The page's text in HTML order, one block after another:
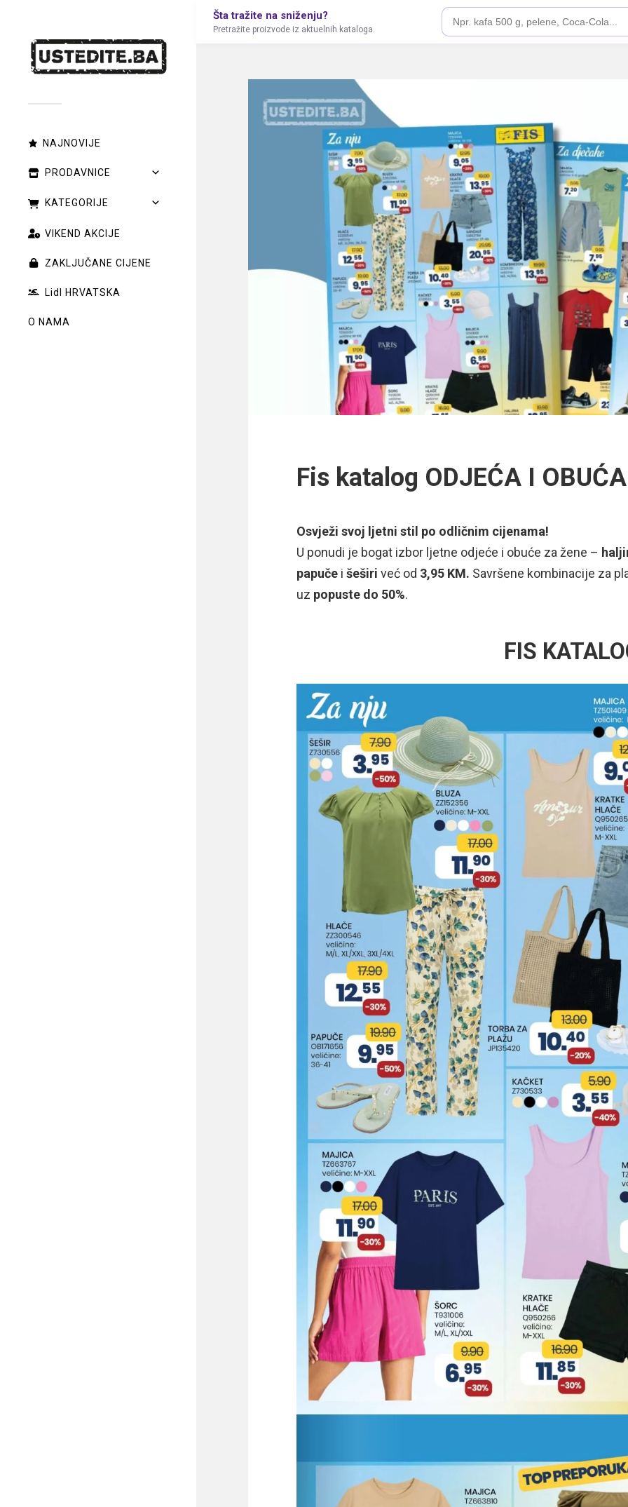
NAJNOVIJE
PRODAVNICE
KATEGORIJE
VIKEND AKCIJE
ZAKLJUČANE CIJENE
Lidl HRVATSKA
O NAMA
Šta tražite na sniženju?
Pretražite proizvode iz aktuelnih kataloga.
Fis katalog ODJEĆA I
Osvježi svoj ljetni stil po odličnim cijenama!
U ponudi je bogat izbor ljetne odjeće i obuće za žene –
papuče išeširi već od 3,95 KM. Savršene kombinacije za
uz popuste do 50%.
FIS